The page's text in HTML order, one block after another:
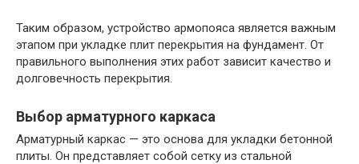
Таким образом, устройство армопояса является важным
этапом при укладке плит перекрытия на фундамент. От
правильного выполнения этих работ зависит качество и
долговечность перекрытия.
Выбор арматурного каркаса
Арматурный каркас — это основа для укладки бетонной
плиты. Он представляет собой сетку из стальной